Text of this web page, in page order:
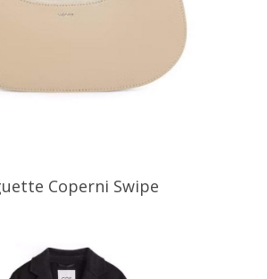
Coperni Swipe